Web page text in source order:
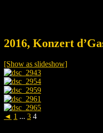
2016, Konzert
[Show as slideshow]
◄ 1 ... 3 4